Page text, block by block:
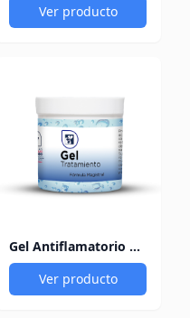
Ver producto
Gel Antiflamatorio 60Gr
Ver producto